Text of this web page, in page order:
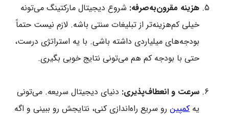
هزینه مقرون‌به‌صرفه: شروع دیجیتال مارکتینگ می‌تونه
خیلی کم‌هزینه‌تر از تبلیغات سنتی باشه. لازم نیست حتماً
بودجه‌های میلیاردی داشته باشی. با یه استراتژی درست،
حتی با بودجه کم هم می‌تونی نتایج خوبی بگیری.
سرعت و انعطاف‌پذیری: دنیای دیجیتال سریعه. می‌تونی
یه کمپینرو سریع راه‌اندازی کنی، نتایجش رو ببینی و اگه